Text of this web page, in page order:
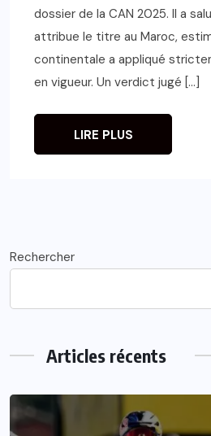
dossier de la CAN 2025. Il a
attribue le titre au Maroc,
continentale a appliqué
en vigueur. Un verdict jugé […]
LIRE PLUS
Rechercher
Articles récents